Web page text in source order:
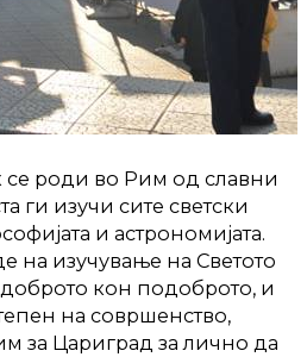
се роди во Рим од славни
ги изучи сите светски
и астрономијата.
на изучување на Светото
кон подоброто, и
на совршенство,
за Цариград за лично да